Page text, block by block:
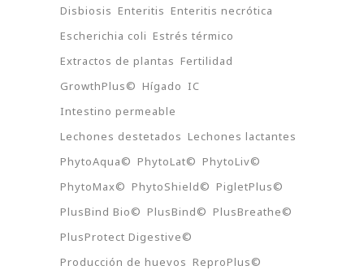
Disbiosis Enteritis Enteritis necrótica
Escherichia coli Estrés térmico
Extractos de plantas Fertilidad
GrowthPlus© Hígado IC
Intestino permeable
Lechones destetados Lechones lactantes
PhytoAqua© PhytoLat© PhytoLiv©
PhytoMax© PhytoShield© PigletPlus©
PlusBind Bio© PlusBind© PlusBreathe©
PlusProtect Digestive©
Producción de huevos ReproPlus©